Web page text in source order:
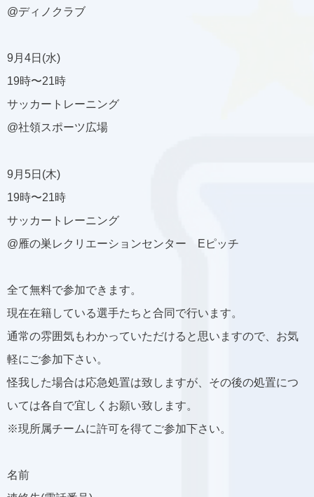
@ディノクラブ
9月4日(水)
19時〜21時
サッカートレーニング
@社領スポーツ広場
9月5日(木)
19時〜21時
サッカートレーニング
@雁の巣レクリエーションセンター Eピッチ
全て無料で参加できます。
現在在籍している選手たちと合同で行います。
通常の雰囲気もわかっていただけると思いますので、お気
軽にご参加下さい。
怪我した場合は応急処置は致しますが、その後の処置につ
いては各自で宜しくお願い致します。
※現所属チームに許可を得てご参加下さい。
名前